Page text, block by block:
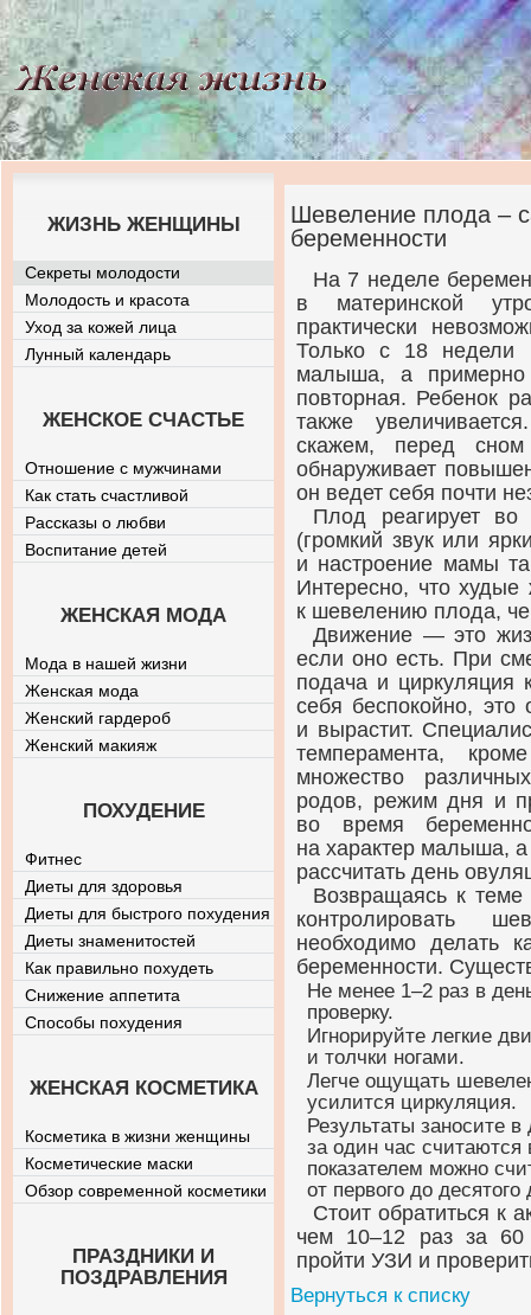
Шевеление плода –
беременности
На 7 неделе
в материнской
практически
Только с 18 недели
малыша, а примерно
повторная. Ребенок
также
скажем, перед
обнаруживает
он ведет себя почти
Плод реагирует
(громкий звук или
и настроение мамы
Интересно, что
к шевелению плода,
Движение — это
если оно есть. При
подача и циркуляция
себя беспокойно, это
и вырастит.
темперамента,
множество
родов, режим дня и
во время
на характер малыша,
рассчитать день
Возвращаясь к
контролировать
необходимо делать
беременности.
Не менее 1–2 раз в
проверку.
Игнорируйте легкие
и толчки ногами.
Легче ощущать
усилится циркуляция.
Результаты заносите
за один час
показателем можно
от первого до
Стоит обратиться к
чем 10–12 раз за 60
пройти УЗИ и
Вернуться к списку
ЖИЗНЬ ЖЕНЩИНЫ
Секреты молодости
Молодость и красота
Уход за кожей лица
Лунный календарь
ЖЕНСКОЕ СЧАСТЬЕ
Отношение с мужчинами
Как стать счастливой
Рассказы о любви
Воспитание детей
ЖЕНСКАЯ МОДА
Мода в нашей жизни
Женская мода
Женский гардероб
Женский макияж
ПОХУДЕНИЕ
Фитнес
Диеты для здоровья
Диеты для быстрого похудения
Диеты знаменитостей
Как правильно похудеть
Снижение аппетита
Способы похудения
ЖЕНСКАЯ КОСМЕТИКА
Косметика в жизни женщины
Косметические маски
Обзор современной косметики
ПРАЗДНИКИ И
ПОЗДРАВЛЕНИЯ